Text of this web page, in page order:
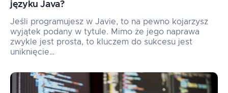
języku Java?
Jeśli programujesz w Javie, to na pewno kojarzysz
wyjątek podany w tytule. Mimo że jego naprawa
zwykle jest prosta, to kluczem do sukcesu jest
uniknięcie…